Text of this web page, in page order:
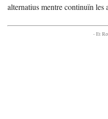
alternatius mentre continuïn les
- Et